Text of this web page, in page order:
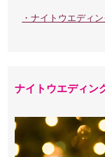
・ナイトウエディ
ナイトウエディン